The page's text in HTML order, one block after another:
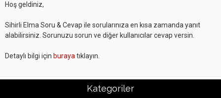
Hoş geldiniz,
Sihirli Elma Soru & Cevap ile sorularınıza en kısa zamanda yanıt
alabilirsiniz. Sorunuzu sorun ve diğer kullanıcılar cevap versin.
Detaylı bilgi için buraya tıklayın.
Kategoriler